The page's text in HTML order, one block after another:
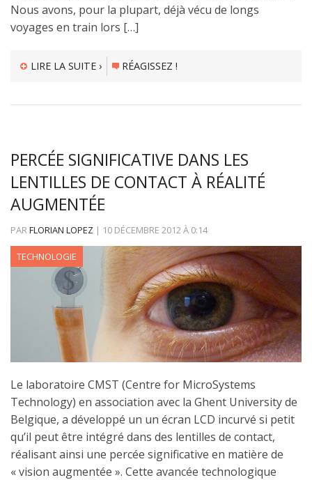
Nous avons, pour la plupart, déjà vécu de longs
voyages en train lors […]
LIRE LA SUITE › RÉAGISSEZ !
PERCÉE SIGNIFICATIVE DANS LES
LENTILLES DE CONTACT À RÉALITÉ
AUGMENTÉE
PAR FLORIAN LOPEZ | 10 DÉCEMBRE 2012 À 0:14
TECHNOLOGIE
Le laboratoire CMST (Centre for MicroSystems
Technology) en association avec la Ghent University de
Belgique, a développé un un écran LCD incurvé si petit
qu’il peut être intégré dans des lentilles de contact,
réalisant ainsi une percée significative en matière de
« vision augmentée ». Cette avancée technologique